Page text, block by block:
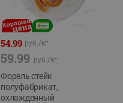
54.99 руб./кг
59.99 руб./кг
Форель стейк
полуфабрикат,
охлажденный